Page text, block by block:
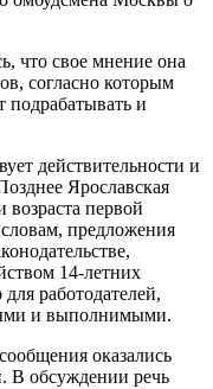
что свое мнение она
согласно которым
подрабатывать и
действительности и
Ярославская
первой
предложения
14-летних
работодателей,
и выполнимыми.
оказались
В обсуждении речь